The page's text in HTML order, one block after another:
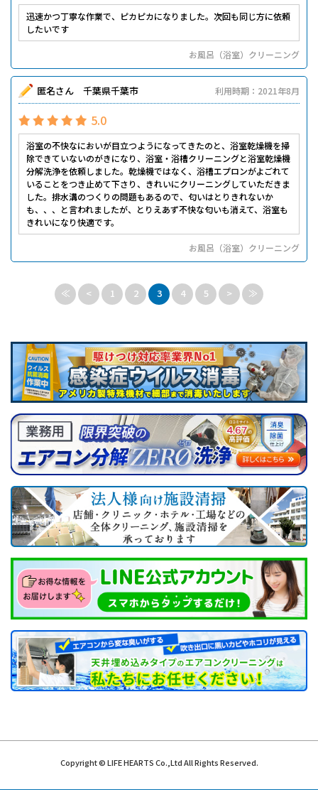
迅速かつ丁寧な作業で、ピカピカになりました。次回も同じ方に依頼
したいです
お風呂（浴室）クリーニング
匿名さん 千葉県千葉市 利用時期：2021年8月
5.0
浴室の不快なにおいが目立つようになってきたのと、浴室乾燥機を掃
除できていないのがきになり、浴室・浴槽クリーニングと浴室乾燥機
分解洗浄を依頼しました。乾燥機ではなく、浴槽エプロンがよごれて
いることをつき止めて下さり、きれいにクリーニングしていただきま
した。排水溝のつくりの問題もあるので、匂いはとりきれないか
も、、、と言われましたが、とりえあず不快な匂いも消えて、浴室も
きれいになり快適です。
お風呂（浴室）クリーニング
≪ < 1 2 3 4 5 > ≫
Copyright © LIFE HEARTS Co.,Ltd All Rights Reserved.